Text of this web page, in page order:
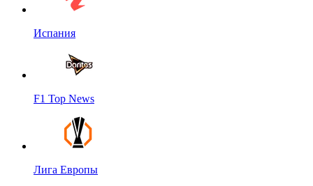
Испания
F1 Top News
Лига Европы